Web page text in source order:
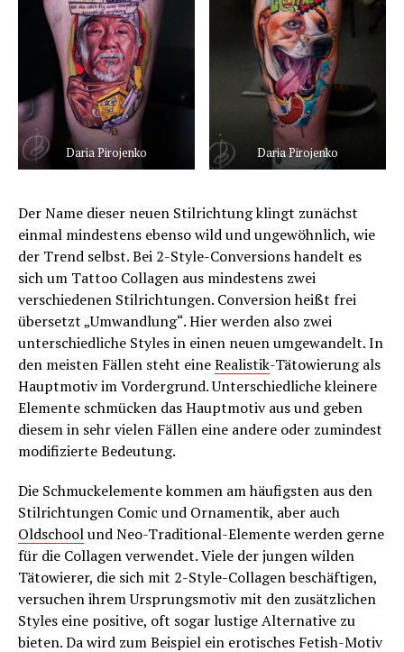
Daria Pirojenko Daria Pirojenko
Der Name dieser neuen Stilrichtung klingt zunächst
einmal mindestens ebenso wild und ungewöhnlich, wie
der Trend selbst. Bei 2-Style-Conversions handelt es
sich um Tattoo Collagen aus mindestens zwei
verschiedenen Stilrichtungen. Conversion heißt frei
übersetzt „Umwandlung“. Hier werden also zwei
unterschiedliche Styles in einen neuen umgewandelt. In
den meisten Fällen steht eineRealistik-Tätowierung als
Hauptmotiv im Vordergrund. Unterschiedliche kleinere
Elemente schmücken das Hauptmotiv aus und geben
diesem in sehr vielen Fällen eine andere oder zumindest
modifizierte Bedeutung.
Die Schmuckelemente kommen am häufigsten aus den
Stilrichtungen Comic und Ornamentik, aber auch
Oldschoolund Neo-Traditional-Elemente werden gerne
für die Collagen verwendet. Viele der jungen wilden
Tätowierer, die sich mit 2-Style-Collagen beschäftigen,
versuchen ihrem Ursprungsmotiv mit den zusätzlichen
Styles eine positive, oft sogar lustige Alternative zu
bieten. Da wird zum Beispiel ein erotisches Fetish-Motiv